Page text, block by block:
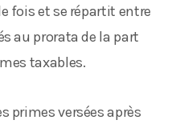
fois et se répartit entre
au prorata de la part
taxables.
primes versées après